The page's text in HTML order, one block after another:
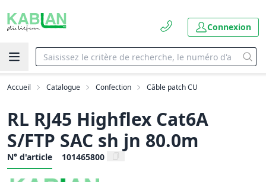
Connexion
Accueil Catalogue Confection Câble patch CU
RL RJ45 Highflex Cat6A
S/FTP SAC sh jn 80.0m
N° d'article 101465800